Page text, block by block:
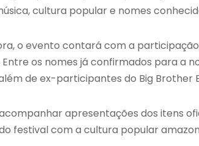
cultura popular e nomes
o evento contará com a
os nomes já confirmados para a
de ex-participantes do Big Brother
apresentações dos itens
festival com a cultura popular